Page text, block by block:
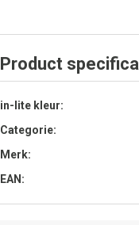
Product
in-lite kleur
Categorie
Merk
EAN